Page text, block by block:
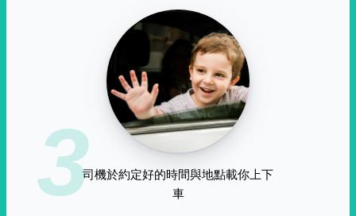
3司機於約定好的時間與地點載你上下
車